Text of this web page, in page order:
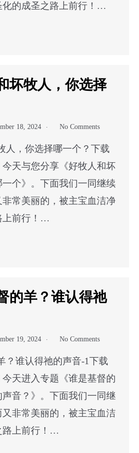
化的成圣之路上前行！…
坏牧人，你选择
18, 2024 No Comments
人，你选择哪一个？下载
天与您分享《好牧人和坏
个》。下面我们一同继续
常美丽的，被主宝血洁净
上前行！…
的羊？谁认得祂
19, 2024 No Comments
？谁认得祂的声音-1下载
天进入专题《谁是基督的
音？》。下面我们一同继
非常美丽的，被主宝血洁
路上前行！…